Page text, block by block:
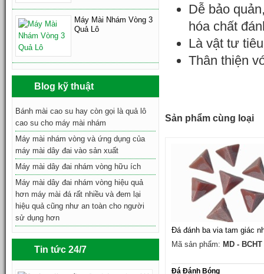
Dễ bảo
hóa chất
Là vật tư
Thân thiện
Sản phẩm cùng loại
Đá đánh ba via tam giác
Mã sản phẩm: MD - BCHT
Đá Đánh Bóng
Máy Mài Nhám Vòng 3
Quả Lô
Blog kỹ thuật
Bánh mài cao su hay còn gọi là quả lô
cao su cho máy mài nhám
Máy mài nhám vòng và ứng dụng của
máy mài dây đai vào sản xuất
Máy mài dây đai nhám vòng hữu ích
Máy mài dây đai nhám vòng hiệu quả
hơn máy mài đá rất nhiều và đem lại
hiệu quả cũng như an toàn cho người
sử dụng hơn
Tin tức 24/7